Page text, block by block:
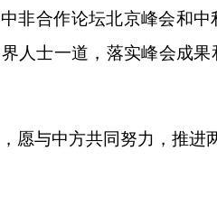
非合作论坛北京峰会和
人士一道，落实峰会成
愿与中方共同努力，推进